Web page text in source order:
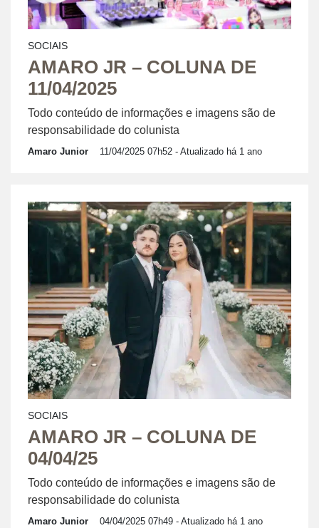
SOCIAIS
AMARO JR – COLUNA DE
11/04/2025
Todo conteúdo de informações e imagens são de
responsabilidade do colunista
Amaro Junior 11/04/2025 07h52 - Atualizado há 1 ano
SOCIAIS
AMARO JR – COLUNA DE
04/04/25
Todo conteúdo de informações e imagens são de
responsabilidade do colunista
Amaro Junior 04/04/2025 07h49 - Atualizado há 1 ano